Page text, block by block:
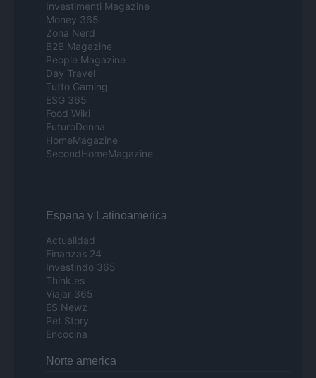
Investimenti Magazine
Money 365
Zona Nerd
B2B Magazine
People Magazine
Day Travel
Tutto Gaming
ESG 365
Food Wiki
FuturoDonna
HomeMagazine
SecondHomeMagazine
Espana y Latinoamerica
Actualidad
Finanzas 24
Investindo 365
Think.es
Viajar 365
ES Newz
Pet Story
Encocina
Norte america